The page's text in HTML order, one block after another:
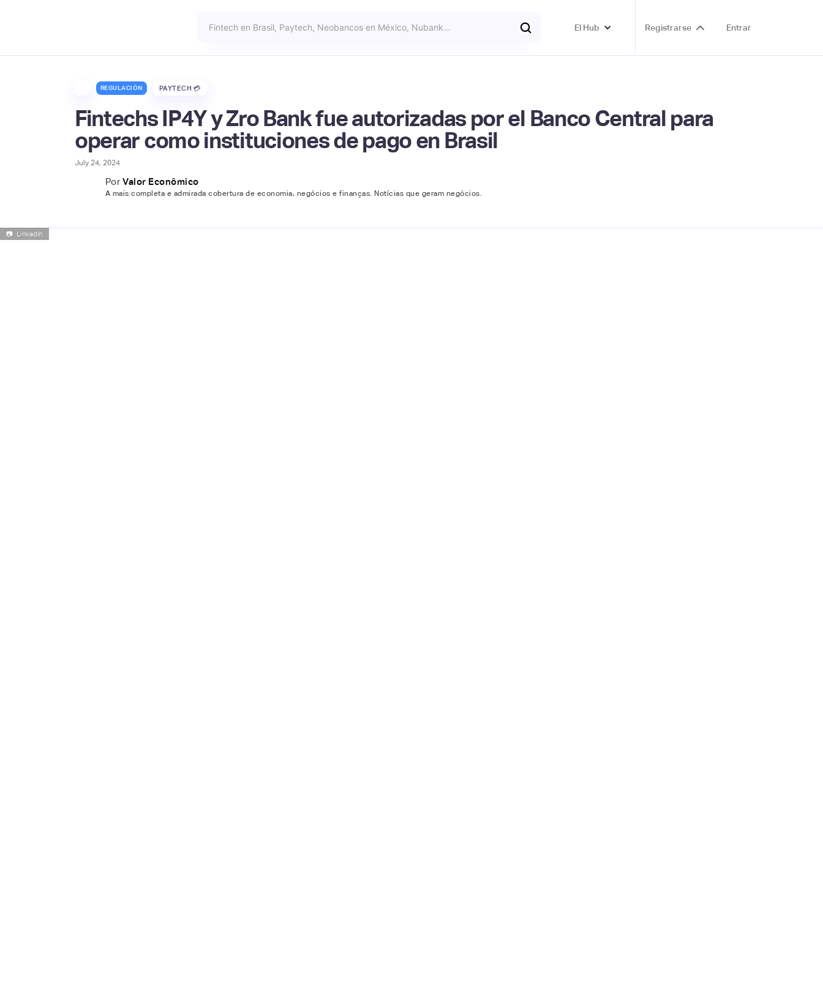
El Hub Registrarse Entrar
REGULACIÓN PAYTECH 💳
Fintechs IP4Y y Zro Bank fue autorizadas por el Banco Central para
operar como instituciones de pago en Brasil
July 24, 2024
Por Valor Econômico
A mais completa e admirada cobertura de economia, negócios e finanças. Notícias que geram negócios.
📷 LinkedIn